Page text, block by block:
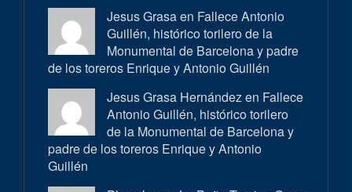
Jesus Grasa en Fallece Antonio
Guillén, histórico torilero de la
Monumental de Barcelona y padre
de los toreros Enrique y Antonio Guillén
Jesus Grasa Hernández en Fallece
Antonio Guillén, histórico torilero
de la Monumental de Barcelona y
padre de los toreros Enrique y Antonio
Guillén